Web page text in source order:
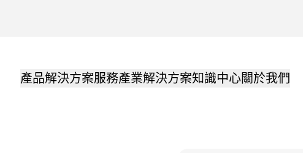
產品解決方案服務產業解決方案知識中心關於我們